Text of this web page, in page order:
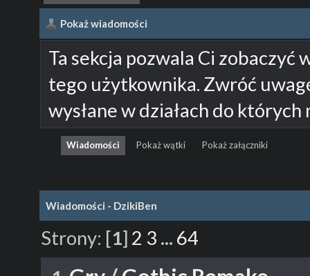
Pokaż wiadomości
Ta sekcja pozwala Ci zobaczyć
tego użytkownika. Zwróć
wysłane w działach do
Wiadomości Pokaż wątki Pokaż załączniki
Wiadomości - DzikiBen
Strony: [1] 2 3 ... 64